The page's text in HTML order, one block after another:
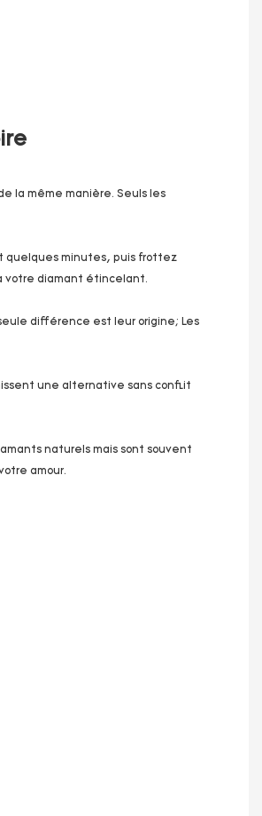
la même manière. Seuls les
quelques minutes, puis frottez
votre diamant étincelant.
différence est leur origine; Les
une alternative sans conflit
naturels mais sont souvent
amour.